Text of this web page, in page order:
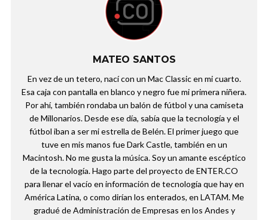
MATEO SANTOS
En vez de un tetero, nací con un Mac Classic en mi cuarto.
Esa caja con pantalla en blanco y negro fue mi primera niñera.
Por ahí, también rondaba un balón de fútbol y una camiseta
de Millonarios. Desde ese día, sabía que la tecnología y el
fútbol iban a ser mi estrella de Belén. El primer juego que
tuve en mis manos fue Dark Castle, también en un
Macintosh. No me gusta la música. Soy un amante escéptico
de la tecnología. Hago parte del proyecto de ENTER.CO
para llenar el vacío en información de tecnología que hay en
América Latina, o como dirían los enterados, en LATAM. Me
gradué de Administración de Empresas en los Andes y